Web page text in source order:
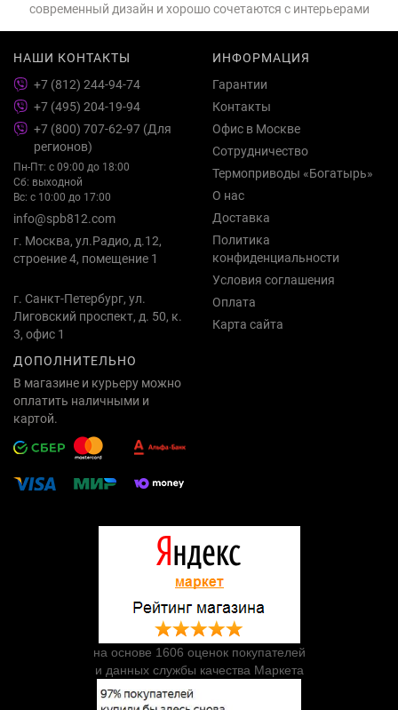
современный дизайн и хорошо сочетаются с интерьерами
НАШИ КОНТАКТЫ
+7 (812) 244-94-74
+7 (495) 204-19-94
+7 (800) 707-62-97 (Для
регионов)
Пн-Пт: с 09:00 до 18:00
Сб: выходной
Вс: с 10:00 до 17:00
info@spb812.com
г. Москва, ул.Радио, д.12,
строение 4, помещение 1
г. Санкт-Петербург, ул.
Лиговский проспект, д. 50, к.
3, офис 1
ИНФОРМАЦИЯ
Гарантии
Контакты
Офис в Москве
Сотрудничество
Термоприводы «Богатырь»
О нас
Доставка
Политика
конфиденциальности
Условия соглашения
Оплата
Карта сайта
ДОПОЛНИТЕЛЬНО
В магазине и курьеру можно
оплатить наличными и
картой.
на основе 1606 оценок покупателей
и данных службы качества Маркета